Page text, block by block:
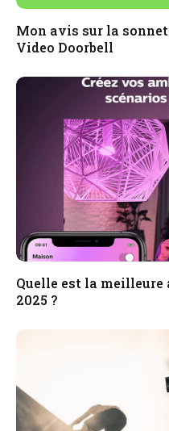
Mon avis sur la
Video Doorbell
Quelle est la meilleure
2025 ?